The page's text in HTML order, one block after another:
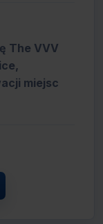
The VVV
miejsc